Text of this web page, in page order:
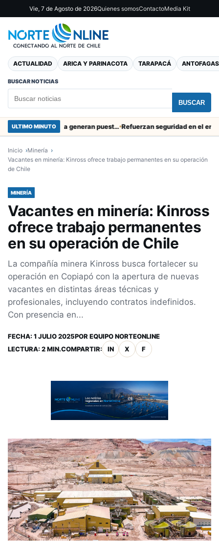
Vie, 7 de Agosto de 2026Quienes somosContactoMedia Kit
ACTUALIDAD ARICA Y PARINACOTA TARAPACÁ
BUSCAR NOTICIAS
BUSCAR
ULTIMO MINUTO Obras de Aguas del Altiplano en Arica generan puestos de trabajo Refuerzan seguridad en el entorno
Inicio
Minería
Vacantes en minería: Kinross ofrece trabajo permanentes en su operación
de Chile
MINERÍA
Vacantes en minería: Kinross
ofrece trabajo permanentes
en su operación de Chile
La compañía minera Kinross busca fortalecer su
operación en Copiapó con la apertura de nuevas
vacantes en distintas áreas técnicas y
profesionales, incluyendo contratos indefinidos.
Con presencia en...
FECHA: 1 JULIO 2025POR EQUIPO NORTEONLINE
LECTURA: 2 MIN.COMPARTIR: IN X F